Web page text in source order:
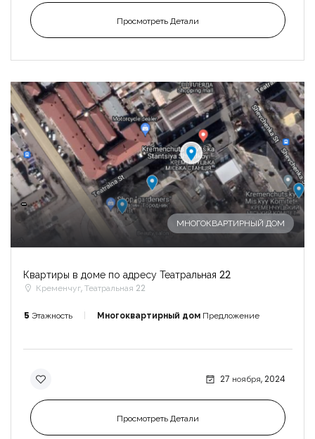
Просмотреть Детали
-
МНОГОКВАРТИРНЫЙ ДОМ
Квартиры в доме по адресу Театральная 22
Кременчуг, Театральная 22
5 Этажность Многоквартирный дом Предложение
27 ноября, 2024
Просмотреть Детали